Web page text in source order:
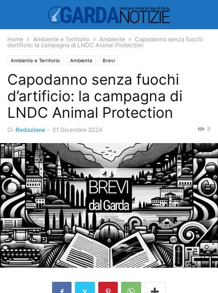
Home Ambiente e Territorio Ambiente
Capodanno senza fuochi
d’artificio: la campagna di LNDC Animal Protection
Ambiente e Territorio Ambiente Brevi
Capodanno senza fuochi
d’artificio: la campagna di
LNDC Animal Protection
Di Redazione - 31 Dicembre 2024 3